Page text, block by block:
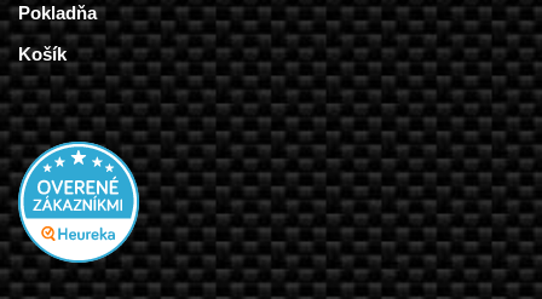
Pokladňa
Košík